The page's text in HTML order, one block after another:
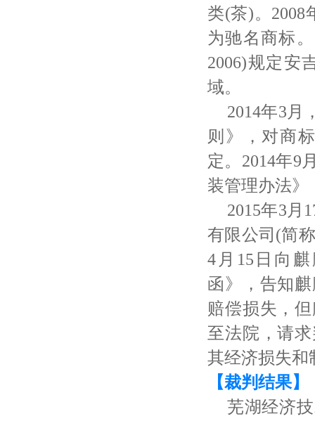
类(茶)。2008
为驰名商标
2006)规定安
域。
2014年3月
则》，对商
定。2014年9
装管理办法》
2015年3月
有限公司(简
4月15日向
函》，告知
赔偿损失，
至法院，请
其经济损失和
【裁判结果】
芜湖经济